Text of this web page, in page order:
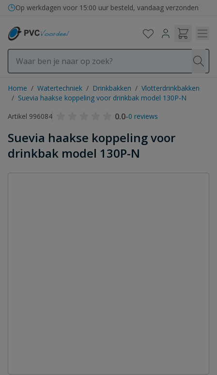
Ga naar de inhoud
Op werkdagen voor 15:00 uur besteld, vandaag verzonden
Home / Watertechniek / Drinkbakken / Vlotterdrinkbakken
/ Suevia haakse koppeling voor drinkbak model 130P-N
Artikel 996084
0.0-0 reviews
Suevia haakse koppeling voor
drinkbak model 130P-N